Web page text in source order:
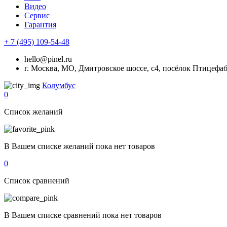
Видео
Сервис
Гарантия
+ 7 (495) 109-54-48
hello@pinel.ru
г. Москва, МО, Дмитровское шоссе, с4, посёлок
Колумбус
0
Список желаний
В Вашем списке желаний пока нет товаров
0
Список сравнений
В Вашем списке сравнений пока нет товаров